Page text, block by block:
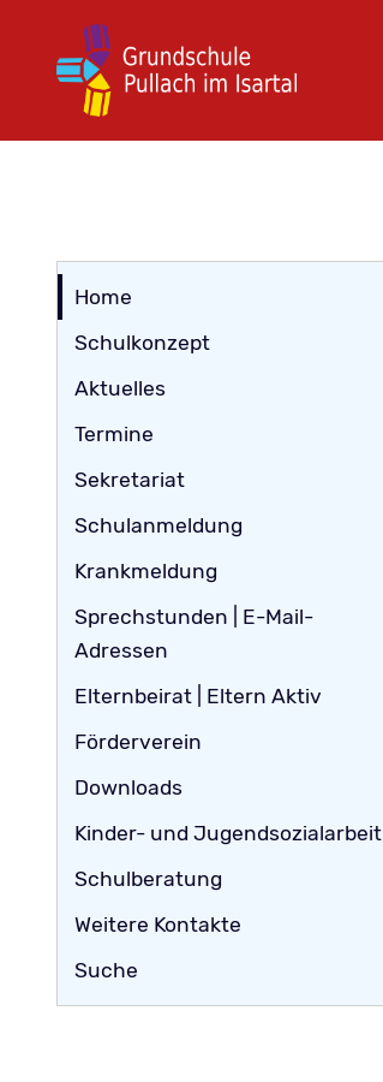
Home
Schulkonzept
Aktuelles
Termine
Sekretariat
Schulanmeldung
Krankmeldung
Sprechstunden | E-Mail-
Adressen
Elternbeirat | Eltern Aktiv
Förderverein
Downloads
Kinder- und Jugendsozialarbeit
Schulberatung
Weitere Kontakte
Suche